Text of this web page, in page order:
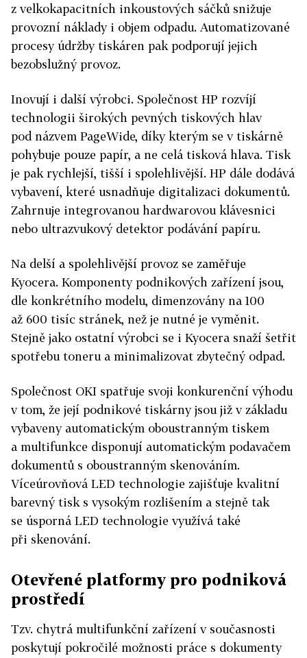
z velkokapacitních inkoustových sáčků snižuje
provozní náklady i objem odpadu. Automatizované
procesy údržby tiskáren pak podporují jejich
bezobslužný provoz.
Inovují i další výrobci. Společnost HP rozvíjí
technologii širokých pevných tiskových hlav
pod názvem PageWide, díky kterým se v tiskárně
pohybuje pouze papír, a ne celá tisková hlava. Tisk
je pak rychlejší, tišší i spolehlivější. HP dále dodává
vybavení, které usnadňuje digitalizaci dokumentů.
Zahrnuje integrovanou hardwarovou klávesnici
nebo ultrazvukový detektor podávání papíru.
Na delší a spolehlivější provoz se zaměřuje
Kyocera. Komponenty podnikových zařízení jsou,
dle konkrétního modelu, dimenzovány na 100
až 600 tisíc stránek, než je nutné je vyměnit.
Stejně jako ostatní výrobci se i Kyocera snaží šetřit
spotřebu toneru a minimalizovat zbytečný odpad.
Společnost OKI spatřuje svoji konkurenční výhodu
v tom, že její podnikové tiskárny jsou již v základu
vybaveny automatickým oboustranným tiskem
a multifunkce disponují automatickým podavačem
dokumentů s oboustranným skenováním.
Víceúrovňová LED technologie zajišťuje kvalitní
barevný tisk s vysokým rozlišením a stejně tak
se úsporná LED technologie využívá také
při skenování.
Otevřené platformy pro podniková
prostředí
Tzv. chytrá multifunkční zařízení v současnosti
poskytují pokročilé možnosti práce s dokumenty